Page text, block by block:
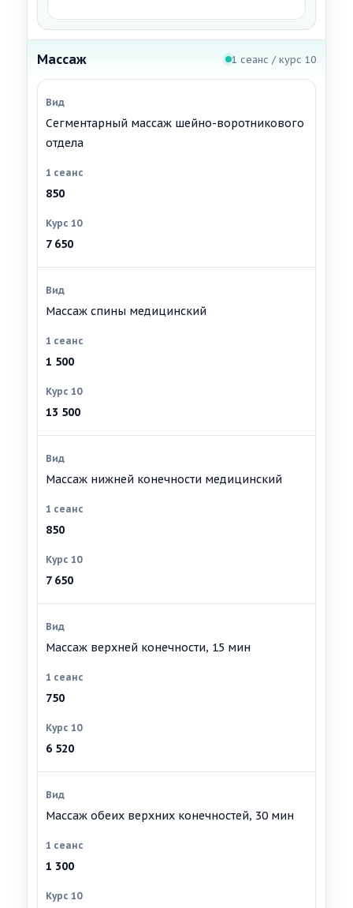
Массаж 1 сеанс / курс 10
Сегментарный массаж шейно-воротникового
отдела
850
7 650
Массаж спины медицинский
1 500
13 500
Массаж нижней конечности медицинский
850
7 650
Массаж верхней конечности, 15 мин
750
6 520
Массаж обеих верхних конечностей, 30 мин
1 300